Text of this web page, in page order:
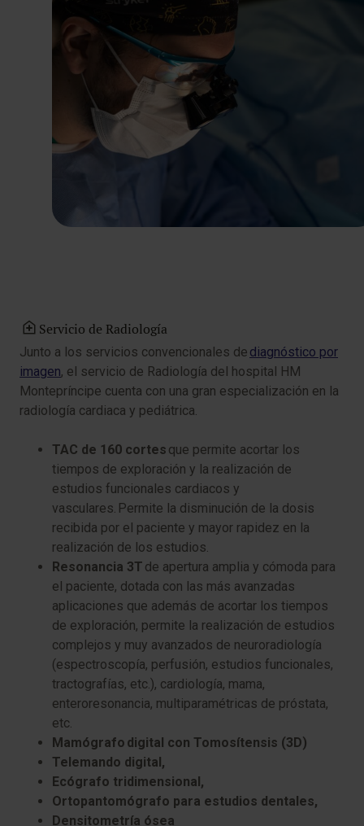
Servicio de Radiología
Junto a los servicios convencionales de diagnóstico por
imagen, el servicio de Radiología del hospital HM
Montepríncipe cuenta con una gran especialización en la
radiología cardiaca y pediátrica.
TAC de 160 cortes que permite acortar los
tiempos de exploración y la realización de
estudios funcionales cardiacos y
vasculares. Permite la disminución de la dosis
recibida por el paciente y mayor rapidez en la
realización de los estudios.
Resonancia 3T de apertura amplia y cómoda para
el paciente, dotada con las más avanzadas
aplicaciones que además de acortar los tiempos
de exploración, permite la realización de estudios
complejos y muy avanzados de neuroradiología
(espectroscopía, perfusión, estudios funcionales,
tractografías, etc.), cardiología, mama,
enteroresonancia, multiparamétricas de próstata,
etc.
Mamógrafo digital con Tomosítensis (3D)
Telemando digital,
Ecógrafo tridimensional,
Ortopantomógrafo para estudios dentales,
Densitometría ósea